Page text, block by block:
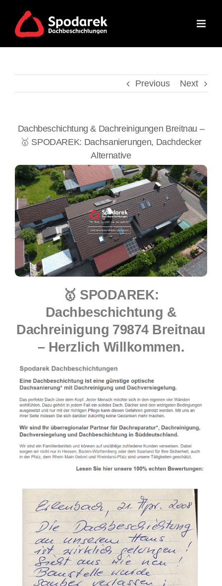
content
Previous Next
Dachbeschichtung & Dachreinigungen Breitnau –
🥇 SPODAREK: Dachsanierungen, Dachdecker
Alternative
🥇 SPODAREK:
Dachbeschichtung &
Dachreinigung 79874 Breitnau
– Herzlich Willkommen.